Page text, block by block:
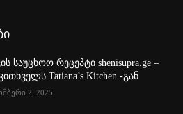
საუცხოო რეცეპტი shenisupra.ge –
Tatiana’s Kitchen -გან
2, 2025